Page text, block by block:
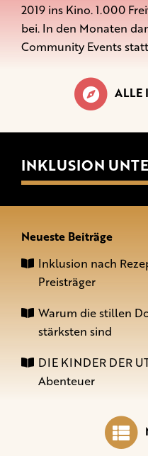
2019 ins Kino. 1.000
bei. In den Monaten
Community Events
ALLE
INKLUSION
Neueste Beiträge
Inklusion nach
Preisträger
Warum die stillen
stärksten sind
DIE KINDER DER
Abenteuer